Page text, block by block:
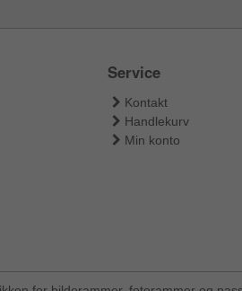
Service
Kontakt
Handlekurv
Min konto